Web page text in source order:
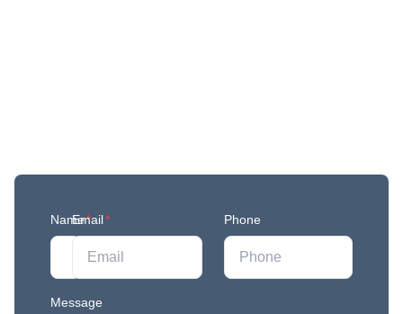
Name*
Email* Phone
Message